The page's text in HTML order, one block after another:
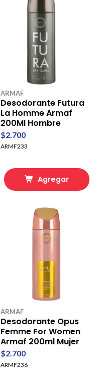
ARMAF
Desodorante Futura
La Homme Armaf
200Ml Hombre
$2.700
ARMF233
Agregar
ARMAF
Desodorante Opus
Femme For Women
Armaf 200ml Mujer
$2.700
ARMF236